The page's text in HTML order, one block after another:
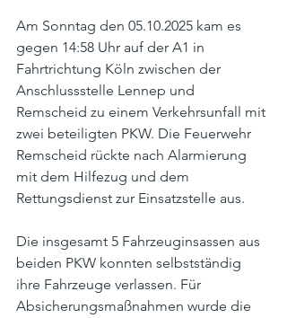
Am Sonntag den 05.10.2025 kam es
gegen 14:58 Uhr auf der A1 in
Fahrtrichtung Köln zwischen der
Anschlussstelle Lennep und
Remscheid zu einem Verkehrsunfall mit
zwei beteiligten PKW. Die Feuerwehr
Remscheid rückte nach Alarmierung
mit dem Hilfezug und dem
Rettungsdienst zur Einsatzstelle aus.
Die insgesamt 5 Fahrzeuginsassen aus
beiden PKW konnten selbstständig
ihre Fahrzeuge verlassen. Für
Absicherungsmaßnahmen wurde die